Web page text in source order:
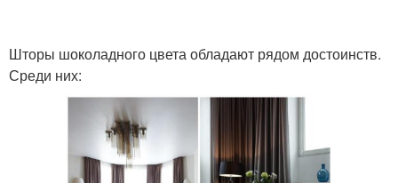
Шторы шоколадного цвета обладают рядом достоинств.
Среди них: